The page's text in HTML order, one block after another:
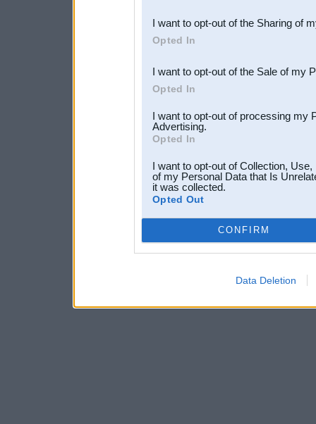
Downstream Participants
third parties.
I want to opt-out of the Sharing of
Opted In
I want to opt-out of the Sale of my
Opted In
I want to opt-out of processing my
Advertising.
Opted In
I want to opt-out of Collection,
of my Personal Data that Is
it was collected.
Opted Out
CONFIRM
Data Deletion